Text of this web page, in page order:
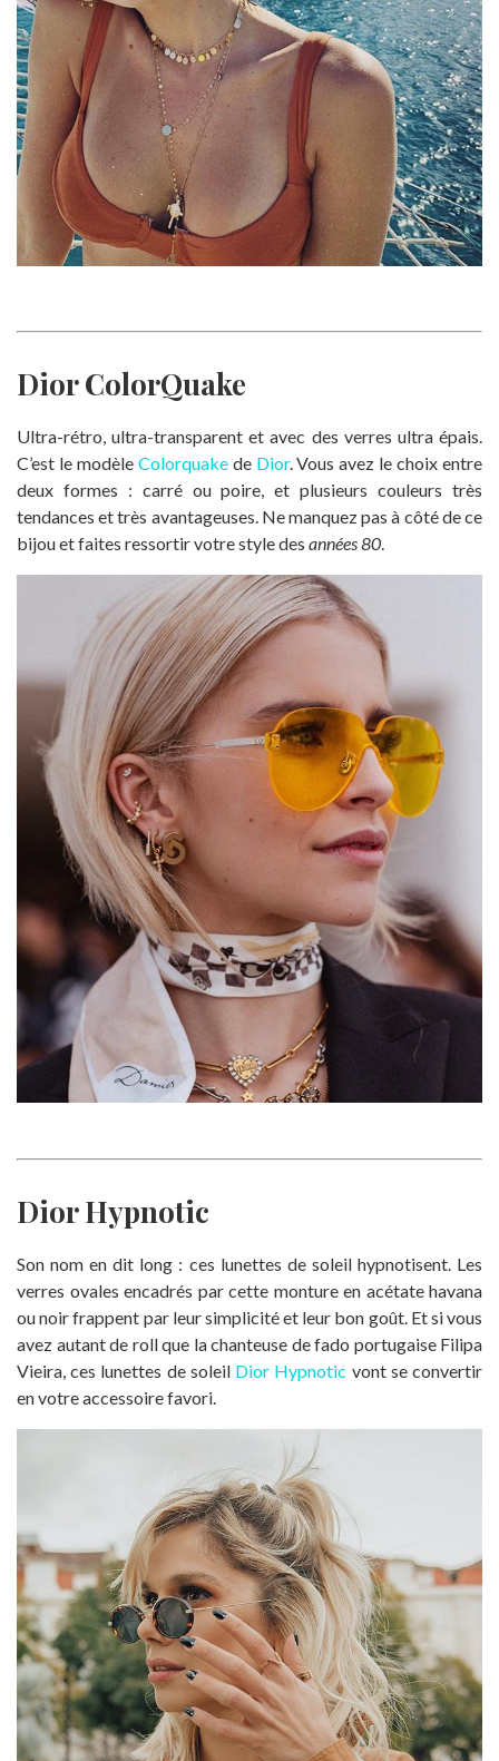
Dior ColorQuake
Ultra-rétro, ultra-transparent et avec des verres ultra épais.
C’est le modèle Colorquakede Dior. Vous avez le choix entre
deux formes : carré ou poire, et plusieurs couleurs très
tendances et très avantageuses. Ne manquez pas à côté de ce
bijou et faites ressortir votre style des années 80.
Dior Hypnotic
Son nom en dit long : ces lunettes de soleil hypnotisent. Les
verres ovales encadrés par cette monture en acétate havana
ou noir frappent par leur simplicité et leur bon goût. Et si vous
avez autant de roll que la chanteuse de fado portugaise Filipa
Vieira, ces lunettes de soleil Dior Hypnotic vont se convertir
en votre accessoire favori.